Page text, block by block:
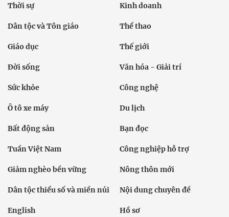
Thời sự Kinh doanh
Dân tộc và Tôn giáo Thể thao
Giáo dục Thế giới
Đời sống Văn hóa - Giải trí
Sức khỏe Công nghệ
Ô tô xe máy Du lịch
Bất động sản Bạn đọc
Tuần Việt Nam Công nghiệp hỗ trợ
Giảm nghèo bền vững Nông thôn mới
Dân tộc thiểu số và miền núi Nội dung chuyên đề
English Hồ sơ